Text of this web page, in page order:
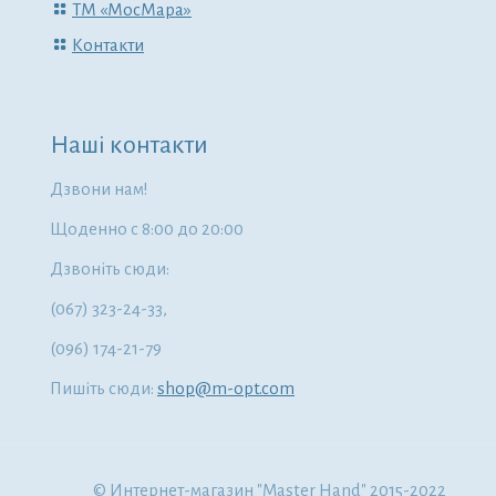
ТМ «МосМара»
Контакти
Наші контакти
Дзвони нам!
Щоденно с 8:00 до 20:00
Дзвоніть сюди:
(067) 323-24-33,
(096) 174-21-79
Пишіть сюди: shop@m-opt.com
© Интернет-магазин "Master Hand" 2015-2022